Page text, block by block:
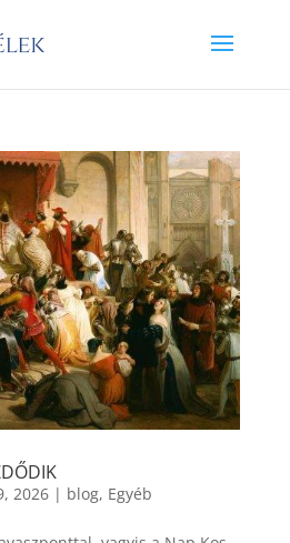
2026| blog, Egyéb